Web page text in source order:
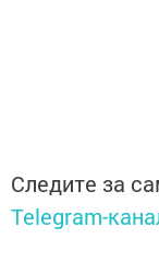
Следите за
Telegram-